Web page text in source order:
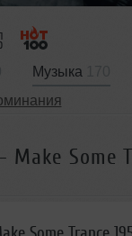
Музыка
Some